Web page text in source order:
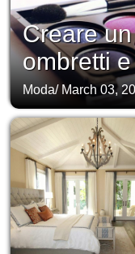
Creare
ombretti
Moda/ March 03,